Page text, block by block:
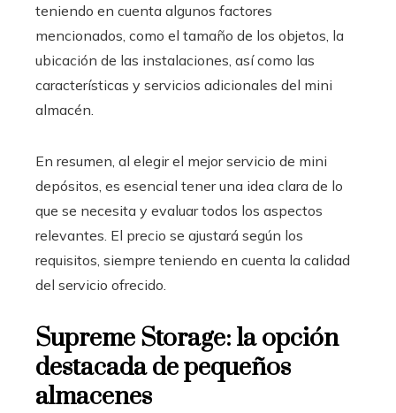
teniendo en cuenta algunos factores
mencionados, como el tamaño de los objetos, la
ubicación de las instalaciones, así como las
características y servicios adicionales del mini
almacén.
En resumen, al elegir el mejor servicio de mini
depósitos, es esencial tener una idea clara de lo
que se necesita y evaluar todos los aspectos
relevantes. El precio se ajustará según los
requisitos, siempre teniendo en cuenta la calidad
del servicio ofrecido.
Supreme Storage: la opción
destacada de pequeños
almacenes